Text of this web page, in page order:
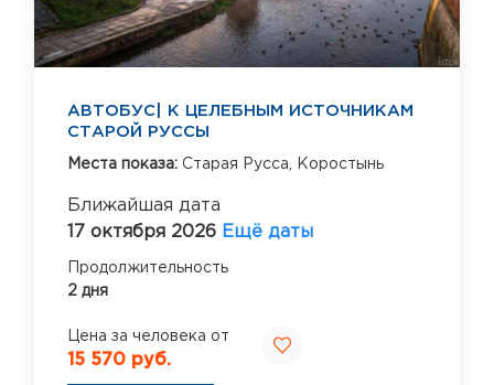
АВТОБУС| К ЦЕЛЕБНЫМ ИСТОЧНИКАМ
СТАРОЙ РУССЫ
Места показа: Старая Русса, Коростынь
Ближайшая дата
17 октября 2026 Ещё даты
Продолжительность
2 дня
Цена за человека от
15 570 руб.